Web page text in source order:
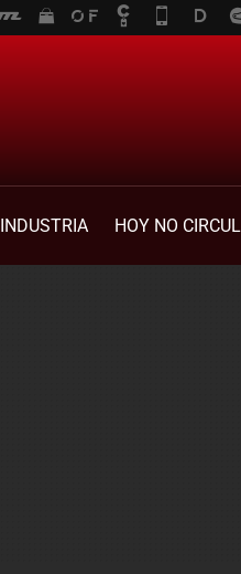
INDUSTRIA HOY NO